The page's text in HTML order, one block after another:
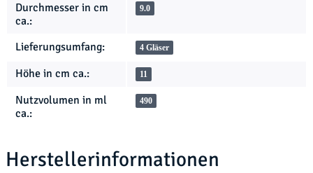
Durchmesser in cm
ca.:
9.0
Lieferungsumfang: 4 Gläser
Höhe in cm ca.: 11
Nutzvolumen in ml
ca.:
490
Herstellerinformationen